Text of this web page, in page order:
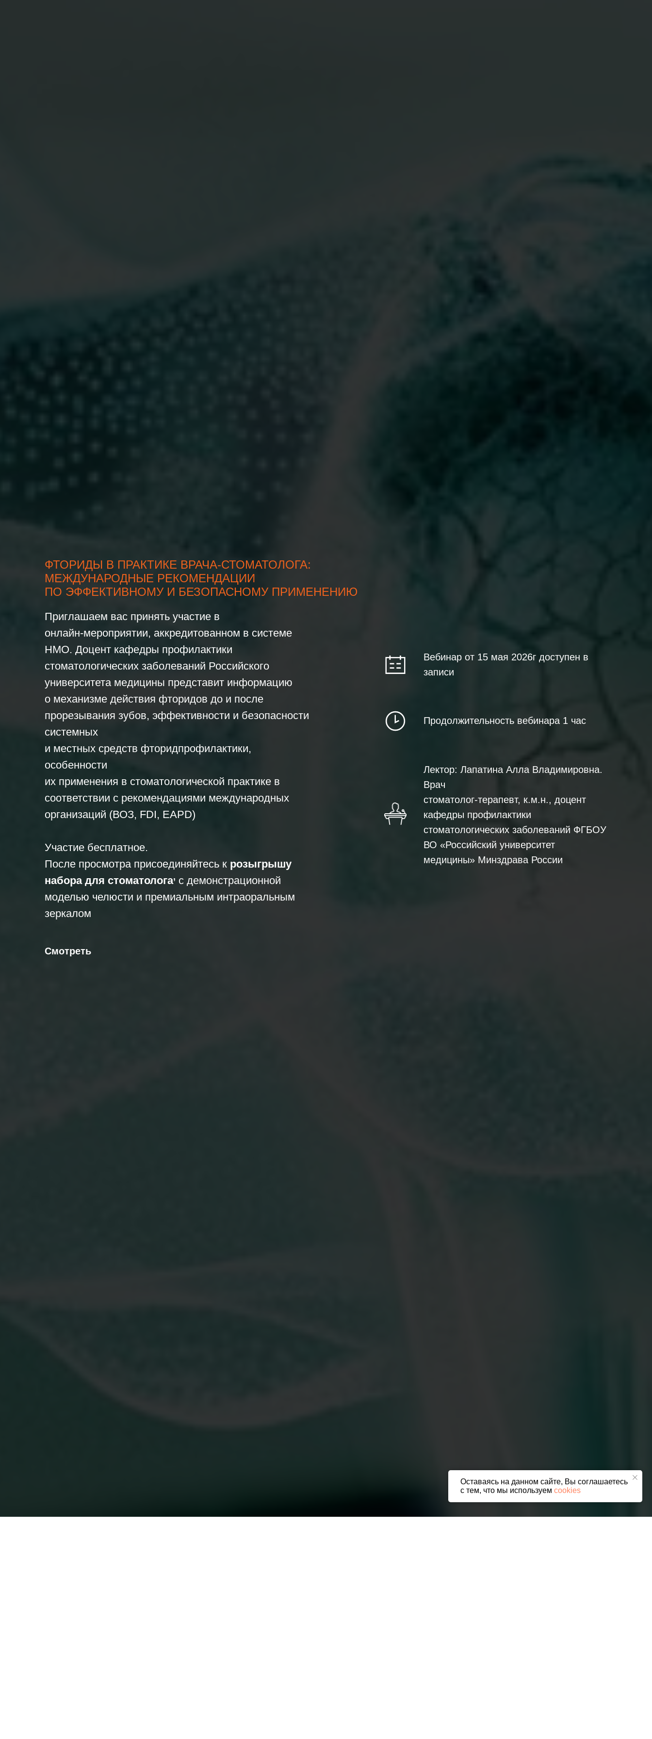
ФТОРИДЫ В ПРАКТИКЕ ВРАЧА-СТОМАТОЛОГА:
МЕЖДУНАРОДНЫЕ РЕКОМЕНДАЦИИ
ПО ЭФФЕКТИВНОМУ И БЕЗОПАСНОМУ ПРИМЕНЕНИЮ
Приглашаем вас принять участие в
онлайн‑мероприятии, аккредитованном в системе
НМО. Доцент кафедры профилактики
стоматологических заболеваний Российского
университета медицины представит информацию
о механизме действия фторидов до и после
прорезывания зубов, эффективности и безопасности
системных
и местных средств фторидпрофилактики,
особенности
их применения в стоматологической практике в
соответствии с рекомендациями международных
организаций (ВОЗ, FDI, EAPD)
Участие бесплатное.
После просмотра присоединяйтесь к розыгрышу
набора для стоматолога’ с демонстрационной
моделью челюсти и премиальным интраоральным
зеркалом
Смотреть
Вебинар от 15 мая 2026г доступен в
записи
Продолжительность вебинара 1 час
Лектор: Лапатина Алла Владимировна.
Врач
стоматолог-терапевт, к.м.н., доцент
кафедры профилактики
стоматологических заболеваний ФГБОУ
ВО «Российский университет
медицины» Минздрава России
Оставаясь на данном сайте, Вы соглашаетесь
с тем, что мы используем cookies